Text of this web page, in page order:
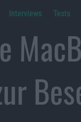
Interviews Tests